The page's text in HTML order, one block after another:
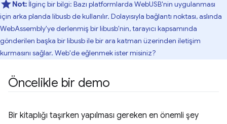
Not: İlginç bir bilgi: Bazı platformlarda WebUSB'nin uygulanması
için arka planda libusb de kullanılır. Dolayısıyla bağlantı noktası, aslında
WebAssembly'ye derlenmiş bir libusb'nin, tarayıcı kapsamında
gönderilen başka bir libusb ile bir ara katman üzerinden iletişim
kurmasını sağlar. Web'de eğlenmek ister misiniz?
Öncelikle bir demo
Bir kitaplığı taşırken yapılması gereken en önemli şey